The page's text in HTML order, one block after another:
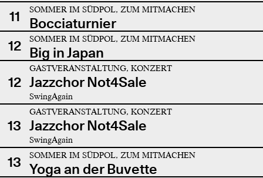
11 SOMMER IM SÜDPOL, ZUM MITMACHEN
Bocciaturnier
12
SOMMER IM SÜDPOL, ZUM MITMACHEN
Big in Japan
12
GASTVERANSTALTUNG, KONZERT
Jazzchor Not4Sale
SwingAgain
13
GASTVERANSTALTUNG, KONZERT
Jazzchor Not4Sale
SwingAgain
13 SOMMER IM SÜDPOL, ZUM MITMACHEN
Yoga an der Buvette